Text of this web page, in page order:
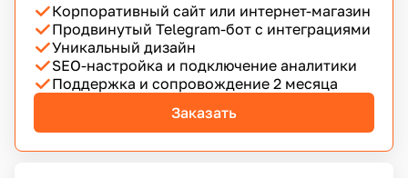
Корпоративный сайт или интернет-магазин
Продвинутый Telegram-бот с интеграциями
Уникальный дизайн
SEO-настройка и подключение аналитики
Поддержка и сопровождение 2 месяца
Заказать